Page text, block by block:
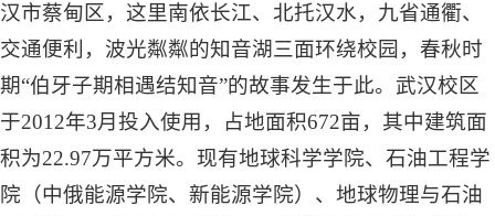
汉市蔡甸区，这里南依长江、北托汉水，九省通衢、
交通便利，波光粼粼的知音湖三面环绕校园，春秋时
期“伯牙子期相遇结知音”的故事发生于此。武汉校区
于2012年3月投入使用，占地面积672亩，其中建筑面
积为22.97万平方米。现有地球科学学院、石油工程学
院（中俄能源学院、新能源学院）、地球物理与石油